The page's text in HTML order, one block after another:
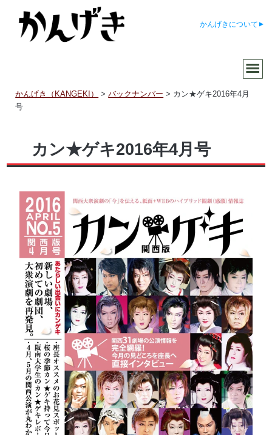
かんげきについて
かんげき（KANGEKI） >バックナンバー > カン★ゲキ2016年4月
号
カン★ゲキ2016年4月号